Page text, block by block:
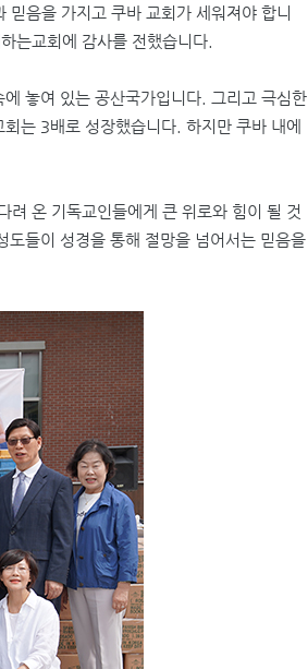
믿음을 가지고 쿠바 교회가 세워져야 합니
는교회에 감사를 전했습니다
놓여 있는 공산국가입니다
그리고 극심한
회는 3배로 성장했습니다 하지만 쿠바 내에
려 온 기독교인들에게 큰 위로와 힘이 될 것
도들이 성경을 통해 절망을 넘어서는 믿음을